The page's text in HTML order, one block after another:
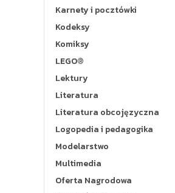
Karnety i pocztówki
Kodeksy
Komiksy
LEGO®
Lektury
Literatura
Literatura obcojęzyczna
Logopedia i pedagogika
Modelarstwo
Multimedia
Oferta Nagrodowa